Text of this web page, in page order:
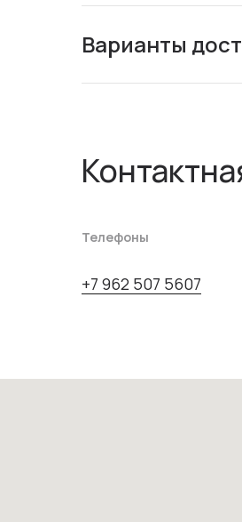
Варианты
Телефоны
+7 962 507 5607